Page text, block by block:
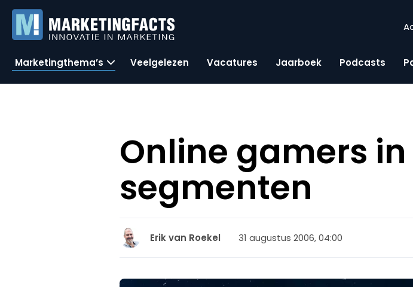
Marketingthema’s Veelgelezen Vacatures Jaarboek Podcasts
Online gamers
segmenten
Erik van Roekel 31 augustus 2006, 04:00